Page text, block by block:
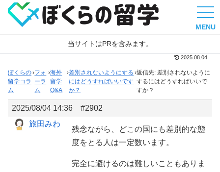
MENU
当サイトはPRを含みます。
2025.08.04
ぼくらの
留学コラ
ム
›フォ
ーラ
ム
›海外
留学
Q&A
›差別されないようにする
にはどうすればいいです
か？
›返信先: 差別されないように
するにはどうすればいいで
すか？
2025/08/04 14:36
#2902
旅田みわ
残念ながら、どこの国にも差別的な態
度をとる人は一定数います。
完全に避けるのは難しいこともありま